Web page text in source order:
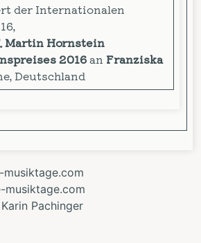
der Internationalen
Martin Hornstein
2016an Franziska
Deutschland
musiktage.com
Pachinger